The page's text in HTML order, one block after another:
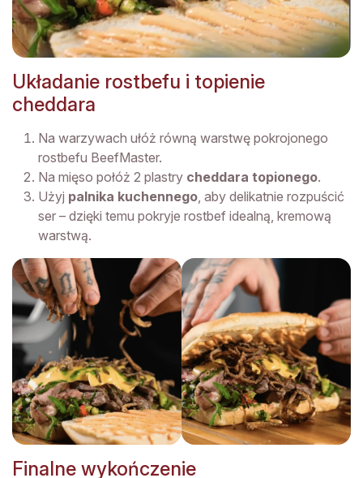
Układanie rostbefu i topienie
cheddara
Na warzywach ułóż równą warstwę pokrojonego
rostbefu BeefMaster.
Na mięso połóż 2 plastry cheddara topionego.
Użyj palnika kuchennego, aby delikatnie rozpuścić
ser – dzięki temu pokryje rostbef idealną, kremową
warstwą.
Finalne wykończenie